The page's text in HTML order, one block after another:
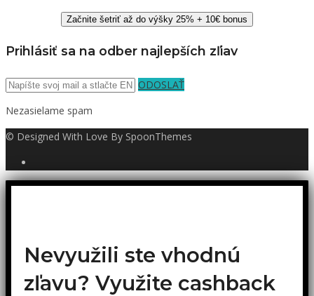
Začnite šetriť až do výšky 25% + 10€ bonus
Prihlásiť sa na odber najlepších zľiav
ODOSLAŤ
Nezasielame spam
© Designed With Love By SpoonThemes
Nevyužili ste vhodnú
zľavu? Využite cashback